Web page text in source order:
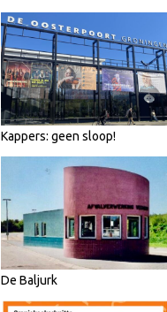
Kappers: geen sloop!
De Baljurk